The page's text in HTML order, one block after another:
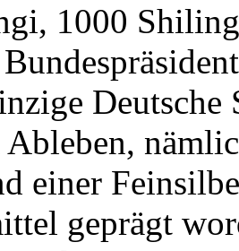
1000
Deutsche
Ableben,
einer
geprägt